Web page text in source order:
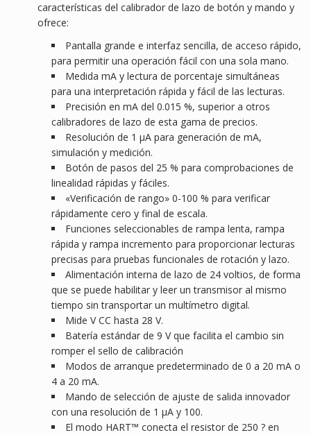
características del calibrador de lazo de botón y mando y
ofrece:
Pantalla grande e interfaz sencilla, de acceso rápido,
para permitir una operación fácil con una sola mano.
Medida mA y lectura de porcentaje simultáneas
para una interpretación rápida y fácil de las lecturas.
Precisión en mA del 0.015 %, superior a otros
calibradores de lazo de esta gama de precios.
Resolución de 1 µA para generación de mA,
simulación y medición.
Botón de pasos del 25 % para comprobaciones de
linealidad rápidas y fáciles.
«Verificación de rango» 0-100 % para verificar
rápidamente cero y final de escala.
Funciones seleccionables de rampa lenta, rampa
rápida y rampa incremento para proporcionar lecturas
precisas para pruebas funcionales de rotación y lazo.
Alimentación interna de lazo de 24 voltios, de forma
que se puede habilitar y leer un transmisor al mismo
tiempo sin transportar un multímetro digital.
Mide V CC hasta 28 V.
Batería estándar de 9 V que facilita el cambio sin
romper el sello de calibración
Modos de arranque predeterminado de 0 a 20 mA o
4 a 20 mA.
Mando de selección de ajuste de salida innovador
con una resolución de 1 µA y 100.
El modo HART™ conecta el resistor de 250 ? en